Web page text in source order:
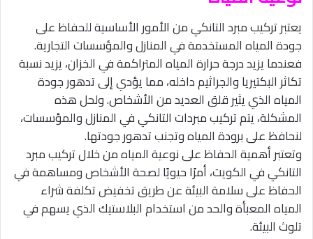
يعتبر تركيب مبرد التانكي من الأمور الأساسية للحفاظ على
جودة المياه المستخدمة في المنازل والمؤسسات التجارية.
فعندما يزيد درجة حرارة المياه المتراكمة في الخزان، يزيد نسبة
تكاثر البكتيريا والجراثيم داخله، مما يؤدي إلى تدهور جودة
المياه الذي يثير قلق العديد من الأشخاص. ولحل هذه
المشكلة، يتم تركيب مبردات التانكي في المنازل والمؤسسات،
لنحافظ على برودة المياه وتجنب تدهور جودتها.
وتعتبر أهمية الحفاظ على نوعية المياه من خلال تركيب مبرد
التانكي في الكويت، أمرًا حيويًا لصحة الأشخاص ومساهمة في
الحفاظ على سلامة البيئة عن طريق تخفيض تكلفة شراء
المياه المعبأة والحد من استخدام البلاستيك الذي يسهم في
تلوث البيئة.